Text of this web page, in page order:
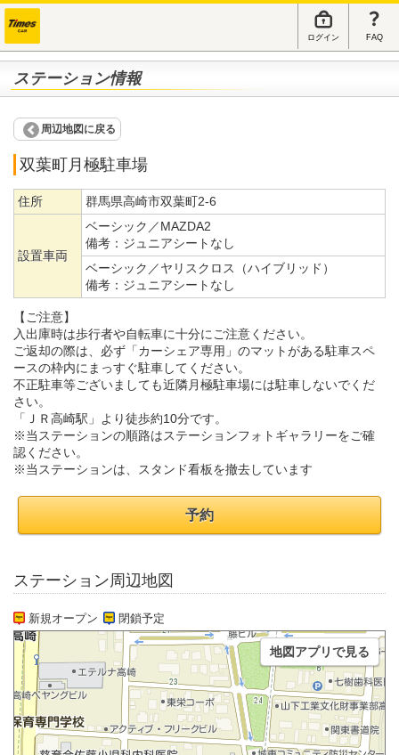
ログイン FAQ
ステーション情報
周辺地図に戻る
双葉町月極駐車場
住所 群馬県高崎市双葉町2-6
設置車両
ベーシック／MAZDA2
備考： ジュニアシートなし
ベーシック／ヤリスクロス（ハイブリッド）
備考： ジュニアシートなし
【ご注意】
入出庫時は歩行者や自転車に十分にご注意ください。
ご返却の際は、必ず「カーシェア専用」のマットがある駐車スペ
ースの枠内にまっすぐ駐車してください。
不正駐車等ございましても近隣月極駐車場には駐車しないでくだ
さい。
「ＪＲ高崎駅」より徒歩約10分です。
※当ステーションの順路はステーションフォトギャラリーをご確
認ください。
※当ステーションは、スタンド看板を撤去しています
予約
ステーション周辺地図
新規オープン 閉鎖予定
地図アプリで見る